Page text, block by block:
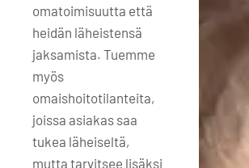
omatoimisuutta että
heidän läheistensä
jaksamista. Tuemme
myös
omaishoitotilanteita,
joissa asiakas saa
tukea läheiseltä,
mutta tarvitsee lisäksi